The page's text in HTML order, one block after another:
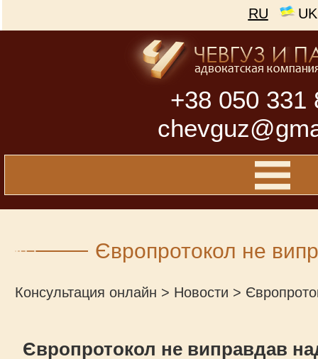
RU UK
+38 050 331
Європротокол не
Консультация онлайн > Новости >
Європротокол не виправдав